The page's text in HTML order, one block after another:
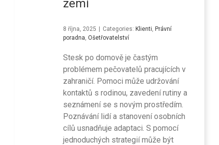
zemi
8 října, 2025 Categories: Klienti, Právní
poradna, Ošetřovatelství
Stesk po domově je častým
problémem pečovatelů pracujících v
zahraničí. Pomoci může udržování
kontaktů s rodinou, zavedení rutiny a
seznámení se s novým prostředím.
Poznávání lidí a stanovení osobních
cílů usnadňuje adaptaci. S pomocí
jednoduchých strategií může být